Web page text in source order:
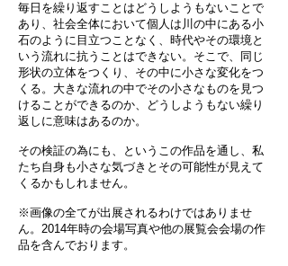
毎日を繰り返すことはどうしようもないことで
あり、社会全体において個人は川の中にある小
石のように目立つことなく、 時代やその環境と
いう流れに抗うことはできない。そこで、同じ
形状の立体をつくり、その中に小さな変化をつ
くる。 大きな流れの中でその小さなものを見つ
けることができるのか、どうしようもない繰り
返しに意味はあるのか。
その検証の為にも、というこの作品を通し、私
たち自身も小さな気づきとその可能性が見えて
くるかもしれません。
※画像の全てが出展されるわけではありませ
ん。2014年時の会場写真や他の展覧会会場の作
品を含んでおります。